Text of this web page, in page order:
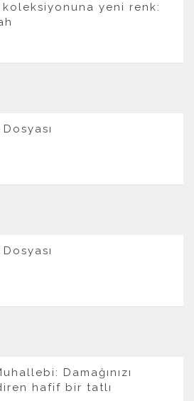
koleksiyonuna yeni renk:
Damağınızı
hafif bir tatlı